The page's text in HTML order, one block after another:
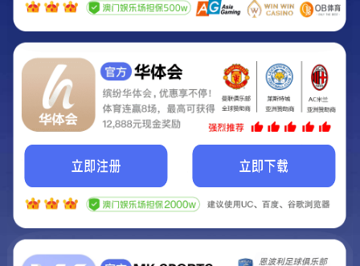
Hey Guys!
我们即将上线啦...
我们的网站正在建设.
它将是非常棒的网站.